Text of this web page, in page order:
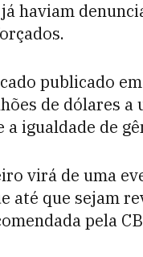
haviam
publicado
de dólares a
igualdade de
virá de uma
até que sejam
pela